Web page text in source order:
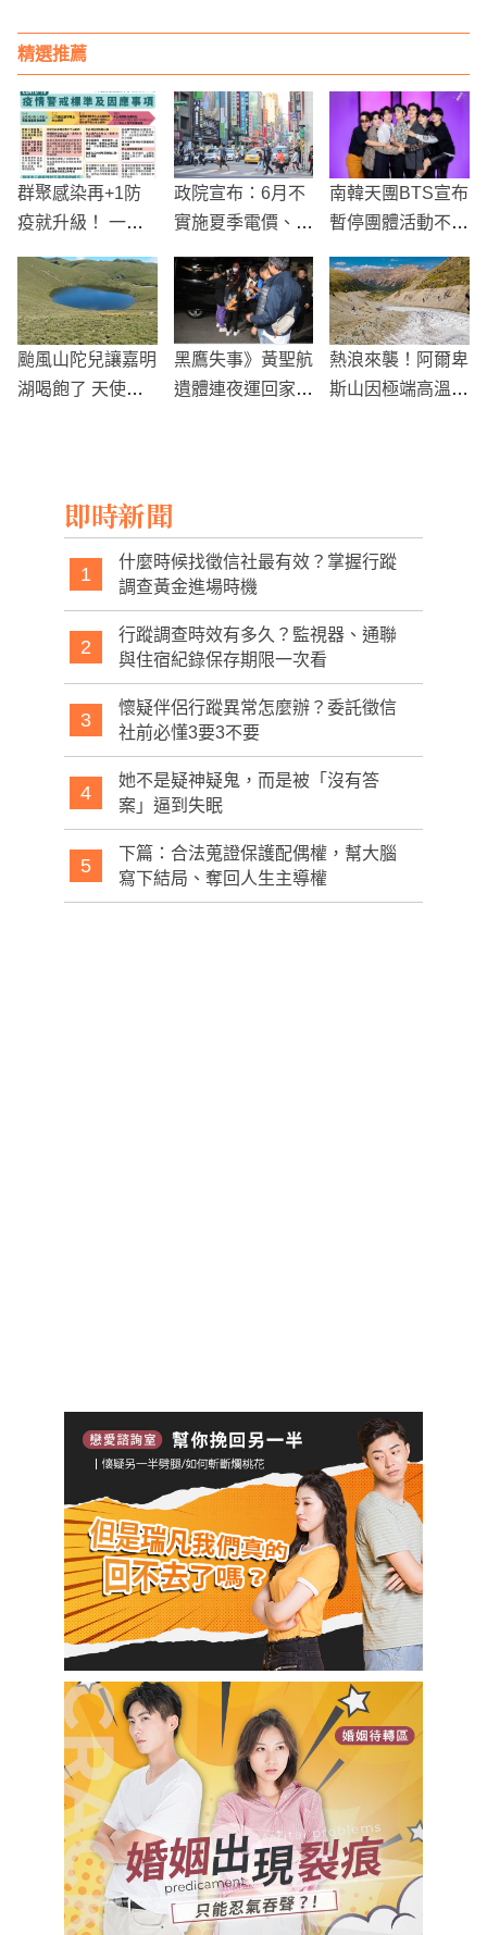
精選推薦
群聚感染再+1防
疫就升級！ 一張
政院宣布：6月不
實施夏季電價、染
問金
南韓天團BTS宣布
暫停團體活動不解
O活動
颱風山陀兒讓嘉明
湖喝飽了 天使的
黑鷹失事》黃聖航
遺體連夜運回家
熱浪來襲！阿爾卑
斯山因極端高溫，
即時新聞
1
什麼時候找徵信社最有效？掌握行蹤
調查黃金進場時機
2
行蹤調查時效有多久？監視器、通聯
與住宿紀錄保存期限一次看
3
懷疑伴侶行蹤異常怎麼辦？委託徵信
社前必懂3要3不要
4
她不是疑神疑鬼，而是被「沒有答
案」逼到失眠
5
下篇：合法蒐證保護配偶權，幫大腦
寫下結局、奪回人生主導權